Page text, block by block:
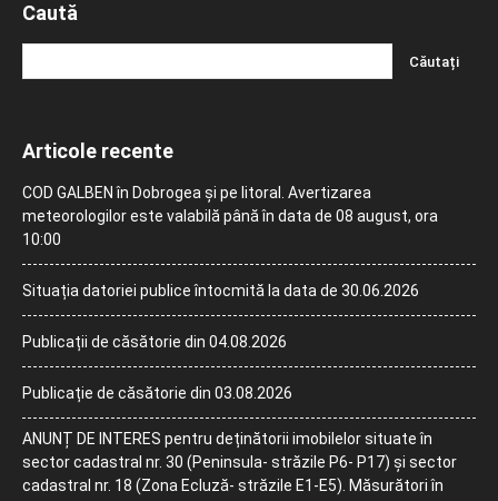
Caută
Articole recente
COD GALBEN în Dobrogea și pe litoral. Avertizarea
meteorologilor este valabilă până în data de 08 august, ora
10:00
Situația datoriei publice întocmită la data de 30.06.2026
Publicații de căsătorie din 04.08.2026
Publicație de căsătorie din 03.08.2026
ANUNȚ DE INTERES pentru deținătorii imobilelor situate în
sector cadastral nr. 30 (Peninsula- străzile P6- P17) și sector
cadastral nr. 18 (Zona Ecluză- străzile E1-E5). Măsurători în